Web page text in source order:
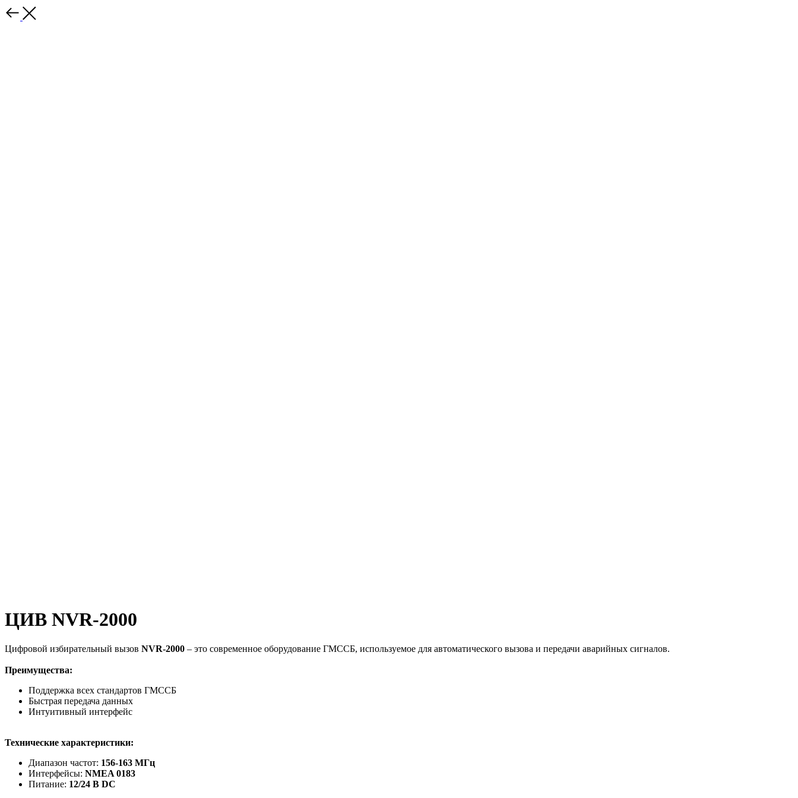
ЦИВ NVR-2000
Цифровой избирательный вызов NVR-2000 – это современное оборудование ГМССБ, используемое для автоматического вызова и передачи аварийных сигналов.
Преимущества:
Поддержка всех стандартов ГМССБ
Быстрая передача данных
Интуитивный интерфейс
Технические характеристики:
Диапазон частот: 156-163 МГц
Интерфейсы: NMEA 0183
Питание: 12/24 В DC